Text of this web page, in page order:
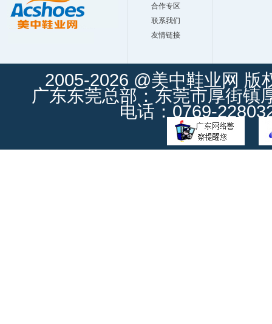
合作专区
联系我们
友情链接
2005-2026 @美中鞋业网 版
广东东莞总部：东莞市厚街镇
电话：0769-